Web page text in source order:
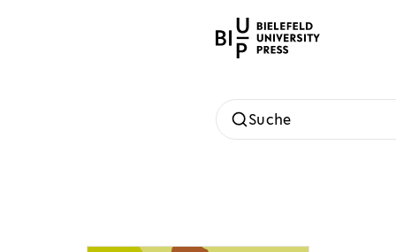
Suche